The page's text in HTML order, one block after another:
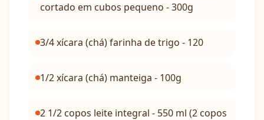
cortado em cubos pequeno - 300g
3/4 xícara (chá) farinha de trigo - 120
1/2 xícara (chá) manteiga - 100g
2 1/2 copos leite integral - 550 ml (2 copos